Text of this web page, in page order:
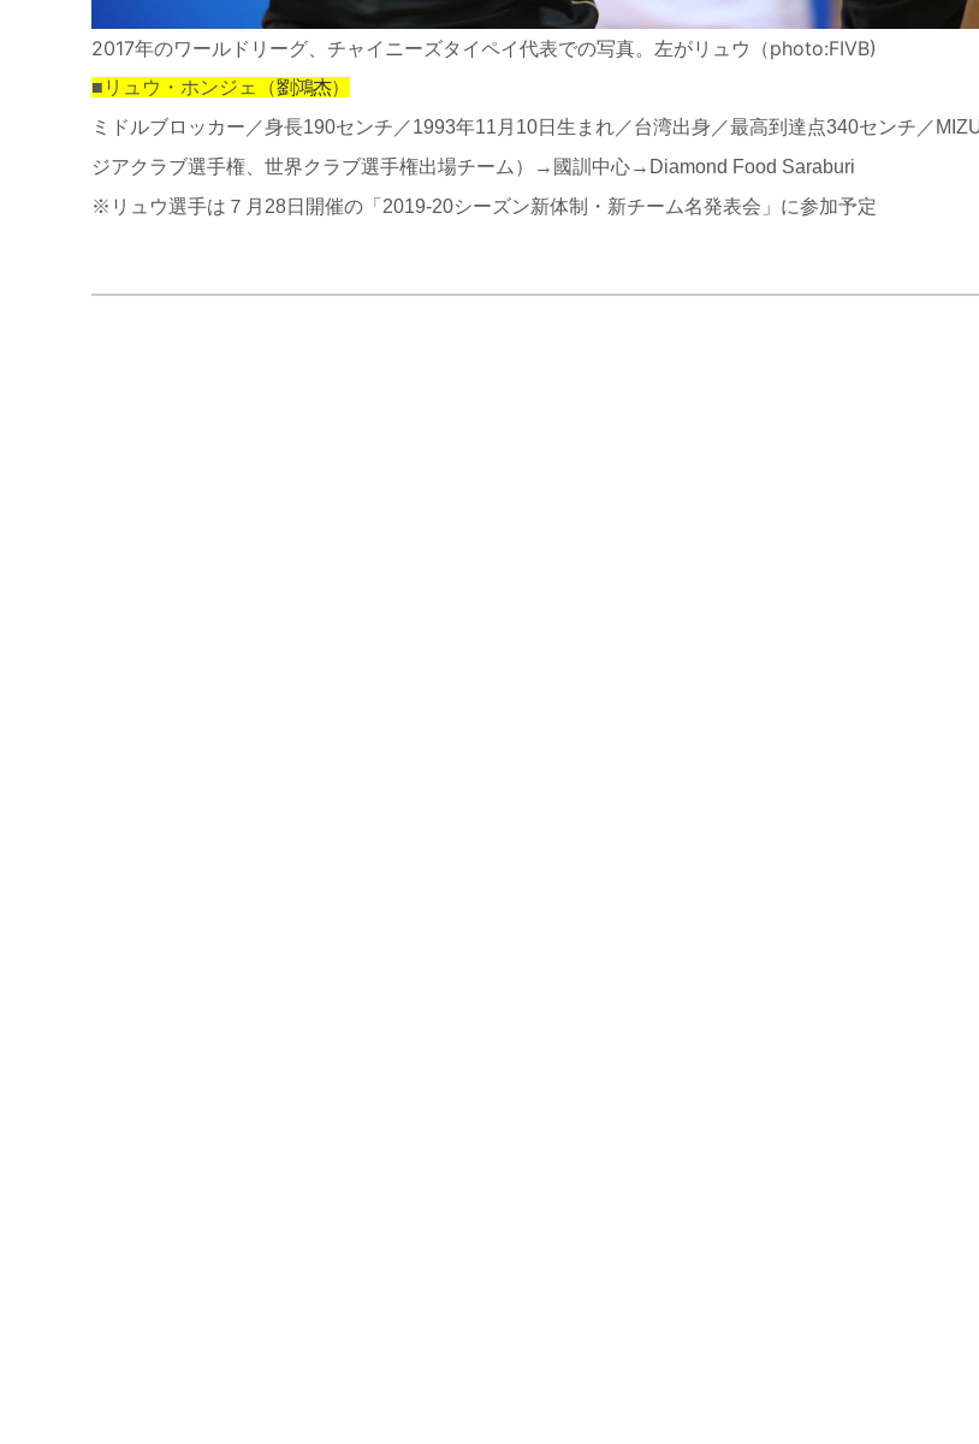
2017年のワールドリーグ、チャイニーズタイペイ代表での写真。左がリュウ（photo:FIVB)
■リュウ・ホンジェ（劉鴻杰）
ミドルブロッカー／身長190センチ／1993年11月10日生まれ／台湾出身／最高到達点340センチ／
ジアクラブ選手権、世界クラブ選手権出場チーム）→國訓中心→Diamond Food Saraburi
※リュウ選手は７月28日開催の「2019-20シーズン新体制・新チーム名発表会」に参加予定